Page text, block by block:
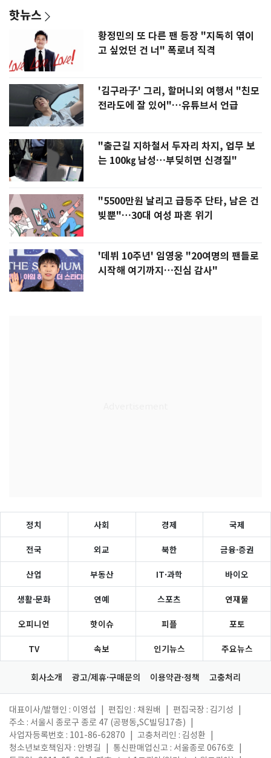
핫뉴스
황정민의 또 다른 팬 등장 "지독히 엮이
고 싶었던 건 너" 폭로녀 직격
'김구라子' 그리, 할머니외 여행서 "친모
전라도에 잘 있어"…유튜브서 언급
"출근길 지하철서 두자리 차지, 업무 보
는 100㎏ 남성…부딪히면 신경질"
"5500만원 날리고 급등주 단타, 남은 건
빚뿐"…30대 여성 파혼 위기
'데뷔 10주년' 임영웅 "20여명의 팬들로
시작해 여기까지…진심 감사"
정치 사회 경제 국제
전국 외교 북한 금융·증권
산업 부동산 IT·과학 바이오
생활·문화 연예 스포츠 연재물
오피니언 핫이슈 피플 포토
TV 속보 인기뉴스 주요뉴스
회사소개 광고/제휴·구매문의 이용약관·정책 고충처리
대표이사/발행인 : 이영섭 편집인 : 채원배 편집국장 : 김기성
주소 : 서울시 종로구 종로 47 (공평동,SC빌딩17층)
사업자등록번호 : 101-86-62870
고충처리인 : 김성환
청소년보호책임자 : 안병길
통신판매업신고 : 서울종로 0676호